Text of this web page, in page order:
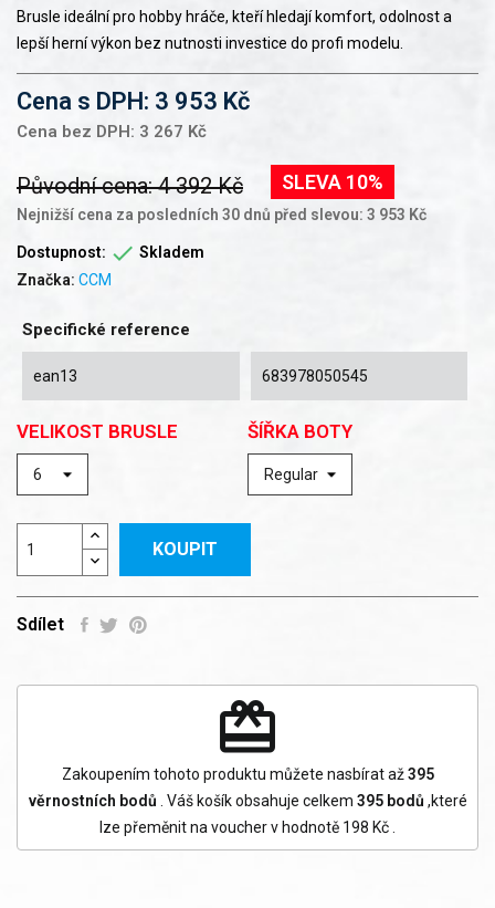
Brusle ideální pro hobby hráče, kteří hledají komfort, odolnost a
lepší herní výkon bez nutnosti investice do profi modelu.
Cena s DPH: 3 953 Kč
Cena bez DPH: 3 267 Kč
Původní cena: 4 392 Kč SLEVA 10%
Nejnižší cena za posledních 30 dnů před slevou: 3 953 Kč
Dostupnost:  Skladem
Značka: CCM
Specifické reference
ean13 683978050545
VELIKOST BRUSLE ŠÍŘKA BOTY
KOUPIT
Sdílet
redeem
Zakoupením tohoto produktu můžete nasbírat až395
věrnostních bodů . Váš košík obsahuje celkem 395bodů ,které
lze přeměnit na voucher v hodnotě 198 Kč.